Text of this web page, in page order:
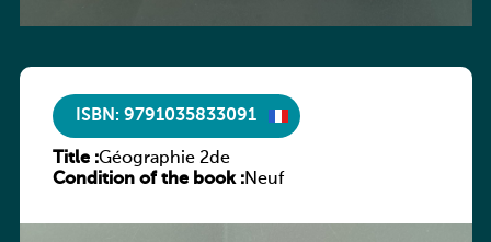
ISBN: 9791035833091
Title :Géographie 2de
Condition of the book :Neuf